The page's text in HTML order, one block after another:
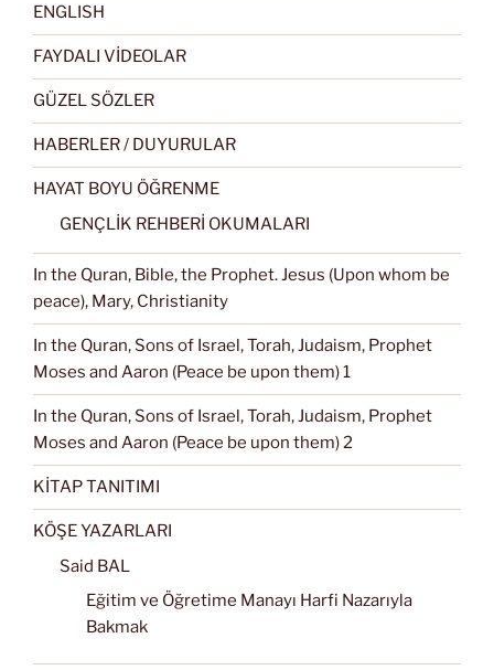
ENGLISH
FAYDALI VİDEOLAR
GÜZEL SÖZLER
HABERLER / DUYURULAR
HAYAT BOYU ÖĞRENME
GENÇLİK REHBERİ OKUMALARI
In the Quran, Bible, the Prophet. Jesus (Upon whom be
peace), Mary, Christianity
In the Quran, Sons of Israel, Torah, Judaism, Prophet
Moses and Aaron (Peace be upon them) 1
In the Quran, Sons of Israel, Torah, Judaism, Prophet
Moses and Aaron (Peace be upon them) 2
KİTAP TANITIMI
KÖŞE YAZARLARI
Said BAL
Eğitim ve Öğretime Manayı Harfi Nazarıyla
Bakmak